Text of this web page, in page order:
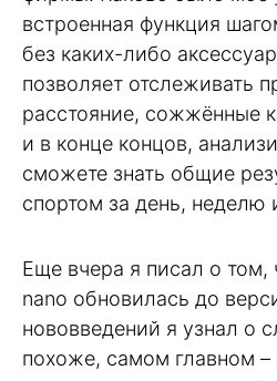
встроенная функция
без каких-либо
позволяет отслеживать
расстояние, сожжённые
и в конце концов,
сможете знать общие
спортом за день, неделю
Еще вчера я писал о том,
nano обновилась до
нововведений я узнал о
похоже, самом главном –